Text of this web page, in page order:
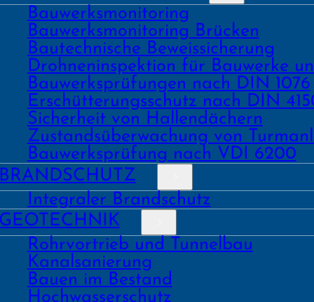
Bauwerks­monitoring
Bauwerks­monitoring Brücken
Bau­tech­nische Beweis­sicherung
Drohnen­inspektion für Bauwerke
Bau­werks­prüfungen nach DIN 1076
Erschüt­terungs­schutz nach DIN
Sicher­heit von Hallen­dächern
Zustands­überwachung von
Bauwerks­prüfung nach VDI 6200
Integraler Brandschutz
Rohrvortrieb und Tunnelbau
Kanal­sanierung
Bauen im Bestand
Hochwasser­schutz